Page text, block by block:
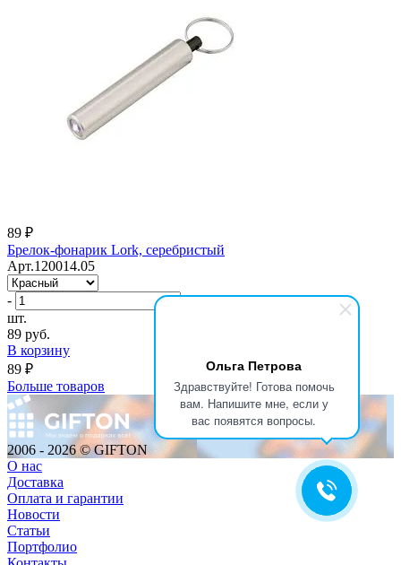
Ольга Петрова
Здравствуйте! Готова помочь
вам. Напишите мне, если у
вас появятся вопросы.
89 ₽
Брелок-фонарик Lork, серебристый
Арт.120014.05
-
+
шт.
89 руб.
В корзину
89 ₽
Больше товаров
2006 - 2026 © GIFTON
О нас
Доставка
Оплата и гарантии
Новости
Статьи
Портфолио